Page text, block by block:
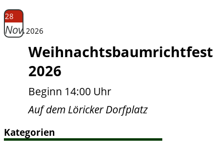
28
Nov.2026
Weihnachtsbaumrichtfest
2026
Beginn 14:00 Uhr
Auf dem Löricker Dorfplatz
Kategorien